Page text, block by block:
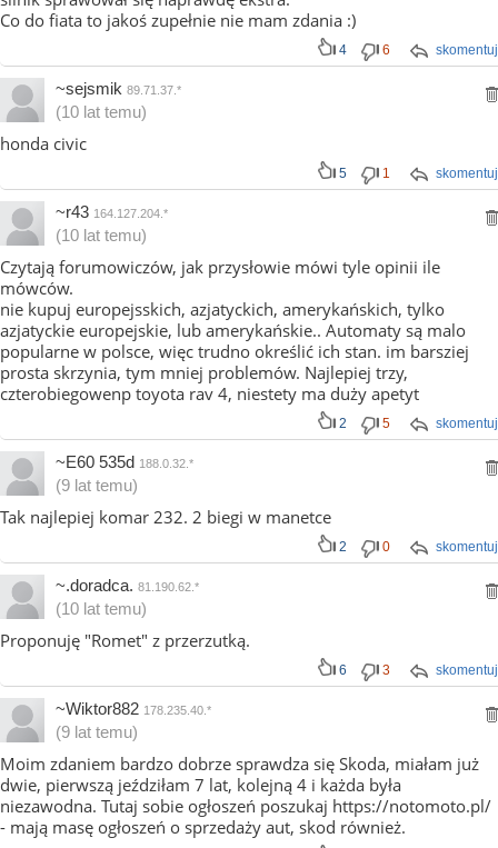
Co do fiata to jakoś zupełnie nie mam zdania :)
skomentuj
4 6
~sejsmik 89.71.37.*
(10 lat temu)
honda civic
skomentuj
5 1
~r43 164.127.204.*
(10 lat temu)
Czytają forumowiczów, jak przysłowie mówi tyle opinii ile
mówców.
nie kupuj europejsskich, azjatyckich, amerykańskich, tylko
azjatyckie europejskie, lub amerykańskie.. Automaty są malo
popularne w polsce, więc trudno określić ich stan. im barsziej
prosta skrzynia, tym mniej problemów. Najlepiej trzy,
czterobiegowenp toyota rav 4, niestety ma duży apetyt
skomentuj
2 5
~E60 535d 188.0.32.*
(9 lat temu)
Tak najlepiej komar 232. 2 biegi w manetce
skomentuj
2 0
~.doradca. 81.190.62.*
(10 lat temu)
Proponuję "Romet" z przerzutką.
skomentuj
6 3
~Wiktor882 178.235.40.*
(9 lat temu)
Moim zdaniem bardzo dobrze sprawdza się Skoda, miałam już
dwie, pierwszą jeździłam 7 lat, kolejną 4 i każda była
niezawodna. Tutaj sobie ogłoszeń poszukaj https://notomoto.pl/
- mają masę ogłoszeń o sprzedaży aut, skod również.